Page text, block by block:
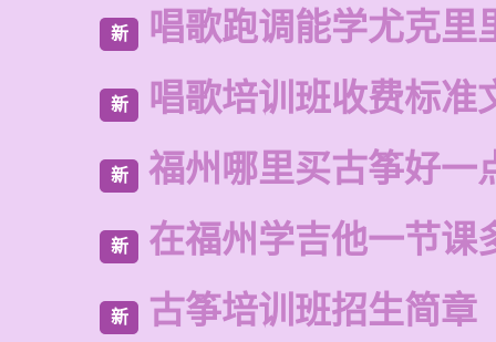
新 唱歌跑调能学尤克里
新 唱歌培训班收费标准
新 福州哪里买古筝好一
新 在福州学吉他一节课
新 古筝培训班招生简章